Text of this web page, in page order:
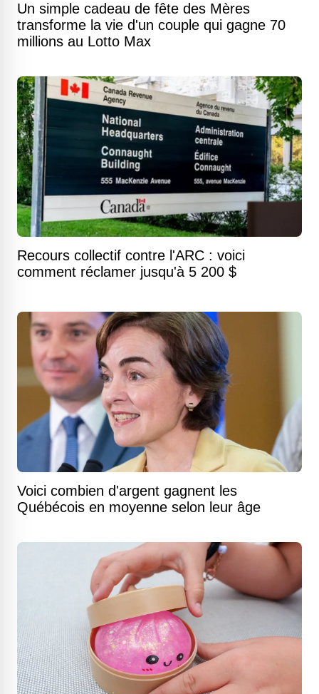
Un simple cadeau de fête des Mères
transforme la vie d'un couple qui gagne 70
millions au Lotto Max
Recours collectif contre l'ARC : voici
comment réclamer jusqu'à 5 200 $
Voici combien d'argent gagnent les
Québécois en moyenne selon leur âge